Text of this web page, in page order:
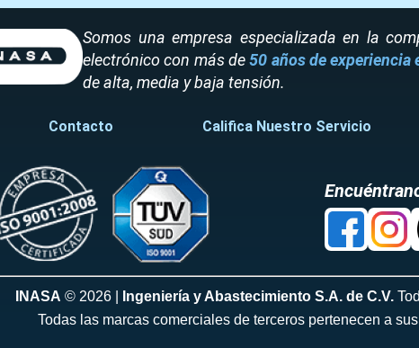
Somos una empresa especializada en la
electrónico con más de50 años de experiencia
de alta, media y baja tensión.
Contacto Califica Nuestro Servicio
INASA © 2026 | Ingeniería y Abastecimiento S.A. de C.V.
Todas las marcas comerciales de terceros pertenecen a